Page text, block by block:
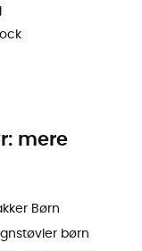
mere
Børn
børn